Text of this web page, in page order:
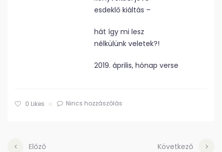
esdeklő kiáltás –
hát így mi lesz
nélkülünk veletek?!
2019. április, hónap verse
0 Likes Nincs hozzászólás
Előző Következő